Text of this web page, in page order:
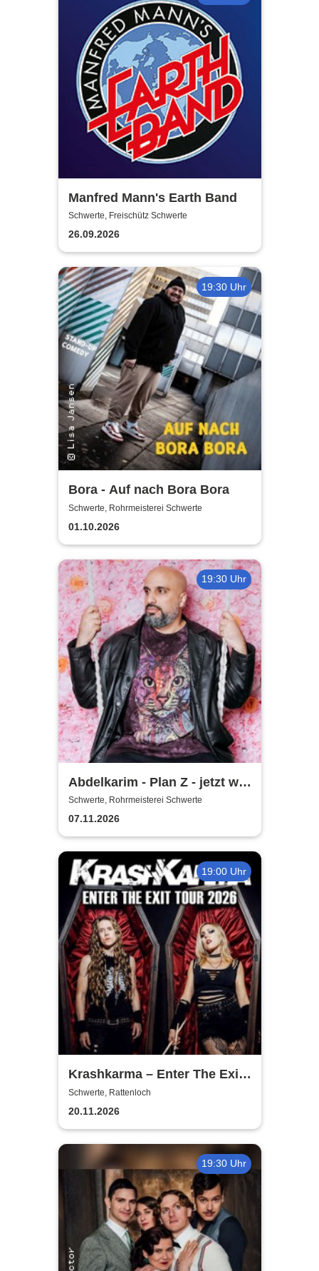
Manfred Mann's Earth Band
Schwerte, Freischütz Schwerte
26.09.2026
19:30 Uhr
Bora - Auf nach Bora Bora
Schwerte, Rohrmeisterei Schwerte
01.10.2026
19:30 Uhr
Abdelkarim - Plan Z - jetzt will
er´s wissen!
Schwerte, Rohrmeisterei Schwerte
07.11.2026
19:00 Uhr
Krashkarma – Enter The Exit
Tour 2026
Schwerte, Rattenloch
20.11.2026
19:30 Uhr